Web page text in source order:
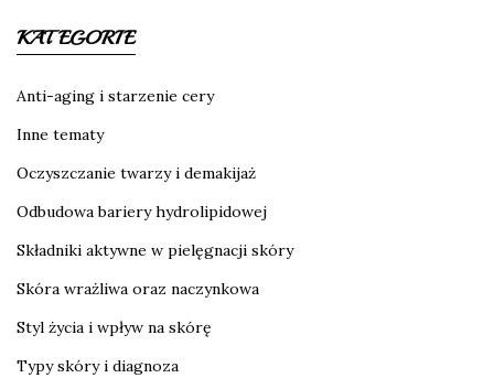
KATEGORIE
Anti-aging i starzenie cery
Inne tematy
Oczyszczanie twarzy i demakijaż
Odbudowa bariery hydrolipidowej
Składniki aktywne w pielęgnacji skóry
Skóra wrażliwa oraz naczynkowa
Styl życia i wpływ na skórę
Typy skóry i diagnoza